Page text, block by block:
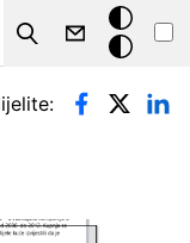
Search
Tamna
pozadina